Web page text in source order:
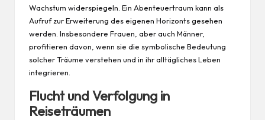
Wachstum widerspiegeln. Ein Abenteuertraum kann als
Aufruf zur Erweiterung des eigenen Horizonts gesehen
werden. Insbesondere Frauen, aber auch Männer,
profitieren davon, wenn sie die symbolische Bedeutung
solcher Träume verstehen und in ihr alltägliches Leben
integrieren.
Flucht und Verfolgung in
Reiseträumen